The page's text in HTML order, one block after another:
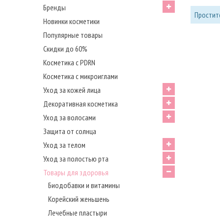
Бренды
Новинки косметики
Популярные товары
Скидки до 60%
Косметика с PDRN
Косметика с микроиглами
Уход за кожей лица
Декоративная косметика
Уход за волосами
Защита от солнца
Уход за телом
Уход за полостью рта
Товары для здоровья
Биодобавки и витамины
Корейский женьшень
Лечебные пластыри